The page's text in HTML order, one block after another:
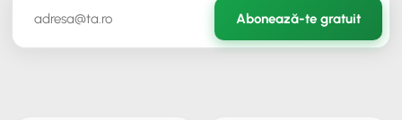
Abonează-te gratuit
ORAVIO - Asistent AI